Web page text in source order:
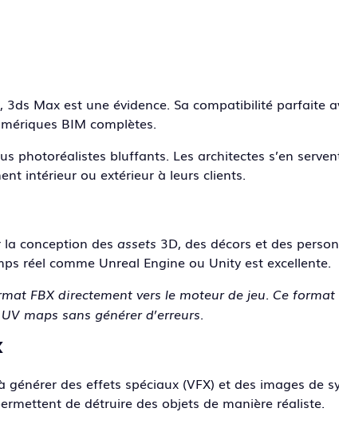
Max est une évidence. Sa compatibilité parfaite
BIM complètes.
photoréalistes bluffants. Les architectes s’en
intérieur ou extérieur à leurs clients.
conception des assets 3D, des décors et des
réel comme Unreal Engine ou Unity est excellente.
FBX directement vers le moteur de jeu. Ce format
maps sans générer d’erreurs.
des effets spéciaux (VFX) et des images de
de détruire des objets de manière réaliste.